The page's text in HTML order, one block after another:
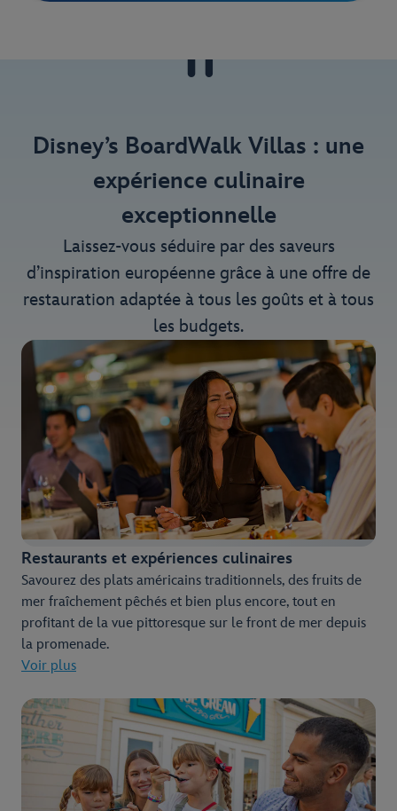
Disney’s BoardWalk Villas : une
expérience culinaire
exceptionnelle
Laissez-vous séduire par des saveurs
d’inspiration européenne grâce à une offre de
restauration adaptée à tous les goûts et à tous
les budgets.
Restaurants et expériences culinaires
Savourez des plats américains traditionnels, des fruits de
mer fraîchement pêchés et bien plus encore, tout en
profitant de la vue pittoresque sur le front de mer depuis
la promenade.
Voir plus